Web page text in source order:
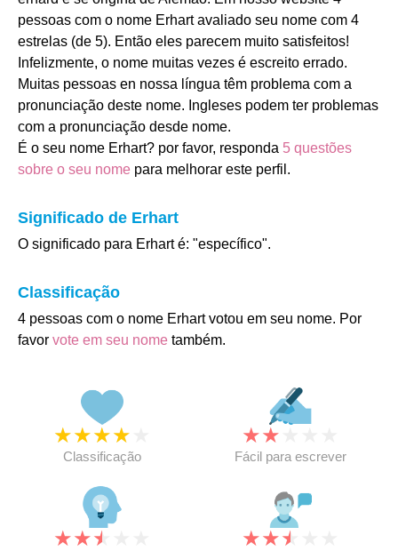
pessoas com o nome Erhart avaliado seu nome com 4
estrelas (de 5). Então eles parecem muito satisfeitos!
Infelizmente, o nome muitas vezes é escreito errado.
Muitas pessoas en nossa língua têm problema com a
pronunciação deste nome. Ingleses podem ter problemas
com a pronunciação desde nome.
É o seu nome Erhart? por favor, responda 5 questões
sobre o seu nome para melhorar este perfil.
Significado de Erhart
O significado para Erhart é: "específico".
Classificação
4 pessoas com o nome Erhart votou em seu nome. Por
favor vote em seu nome também.
★★★★
Classificação
★★
Fácil para escrever
★★★ ★★★